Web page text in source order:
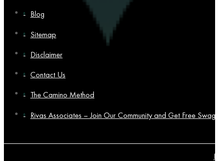
Blog
Sitemap
Disclaimer
Contact Us
The Camino Method
Rivas Associates – Join Our Community and Get Free Swag!